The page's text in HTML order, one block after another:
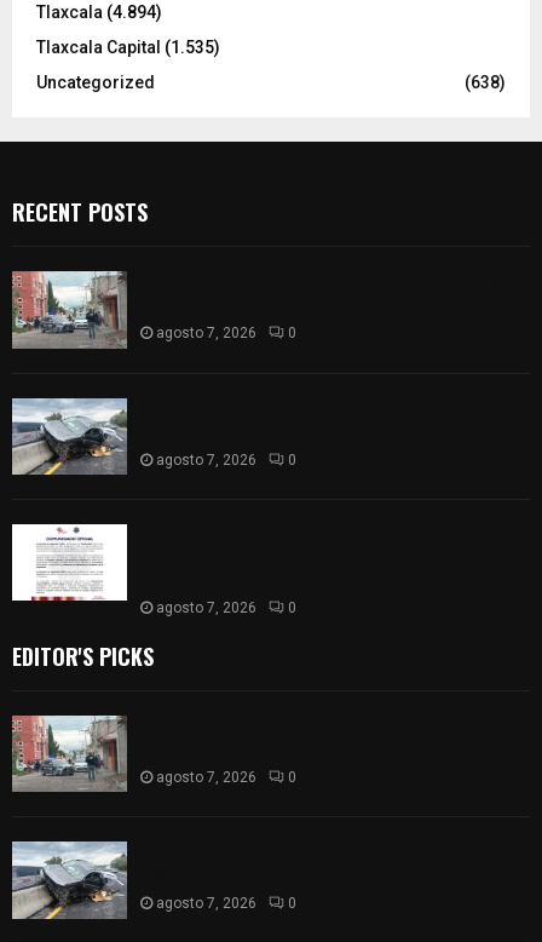
Tlaxcala (4.894)
Tlaxcala Capital (1.535)
Uncategorized
(638)
RECENT POSTS
agosto 7, 2026 0
agosto 7, 2026 0
agosto 7, 2026 0
EDITOR'S PICKS
agosto 7, 2026 0
agosto 7, 2026 0